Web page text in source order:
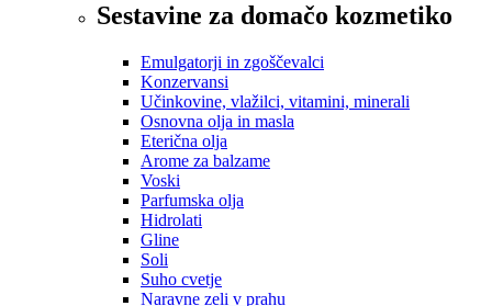
Sestavine za domačo kozmetiko
Emulgatorji in zgoščevalci
Konzervansi
Učinkovine, vlažilci, vitamini, minerali
Osnovna olja in masla
Eterična olja
Arome za balzame
Voski
Parfumska olja
Hidrolati
Gline
Soli
Suho cvetje
Naravne zeli v prahu